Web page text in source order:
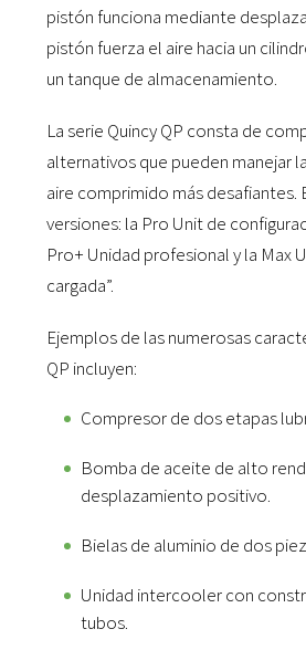
pistón funciona mediante
pistón fuerza el aire hacia un
un tanque de almacenamiento.
La serie Quincy QP consta de
alternativos que pueden manejar
aire comprimido más desafiantes.
versiones: la Pro Unit de
Pro+ Unidad profesional y la Max
cargada”.
Ejemplos de las numerosas
QP incluyen:
Compresor de dos etapas
Bomba de aceite de alto
desplazamiento positivo.
Bielas de aluminio de dos
Unidad intercooler con
tubos.